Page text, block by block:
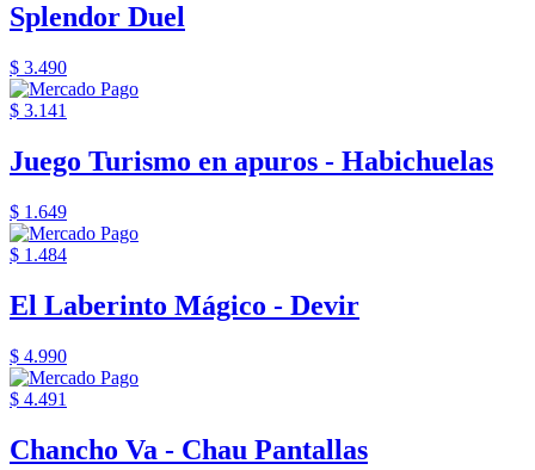
Splendor Duel
$ 3.490
$ 3.141
Juego Turismo en apuros - Habichuelas
$ 1.649
$ 1.484
El Laberinto Mágico - Devir
$ 4.990
$ 4.491
Chancho Va - Chau Pantallas